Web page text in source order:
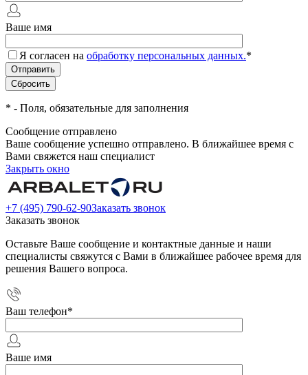
Ваше имя
Я согласен на обработку персональных данных.*
* - Поля, обязательные для заполнения
Сообщение отправлено
Ваше сообщение успешно отправлено. В ближайшее время с
Вами свяжется наш специалист
Закрыть окно
+7 (495) 790-62-90Заказать звонок
Заказать звонок
Оставьте Ваше сообщение и контактные данные и наши
специалисты свяжутся с Вами в ближайшее рабочее время для
решения Вашего вопроса.
Ваш телефон*
Ваше имя